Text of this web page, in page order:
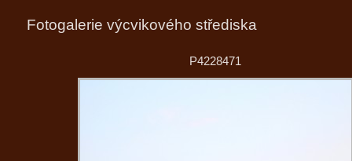
Fotogalerie výcvikového střediska
P4228471